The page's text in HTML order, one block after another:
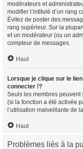
modérateurs et
modifier l’intitulé d’un rang
Évitez de poster des
rang supérieur. Sur la
et un modérateur (ou un
compteur de messages.
Haut
Lorsque je clique sur le lien
connecter !?
Seuls les membres peuvent
(si la fonction a été activée
l’utilisation malveillante de
Haut
Problèmes liés à la